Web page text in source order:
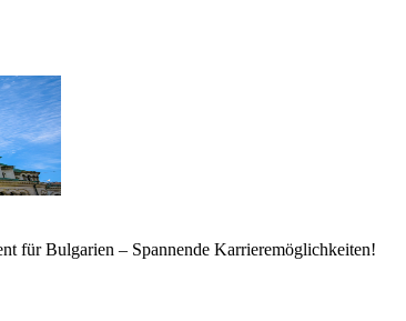
für Bulgarien – Spannende Karrieremöglichkeiten!